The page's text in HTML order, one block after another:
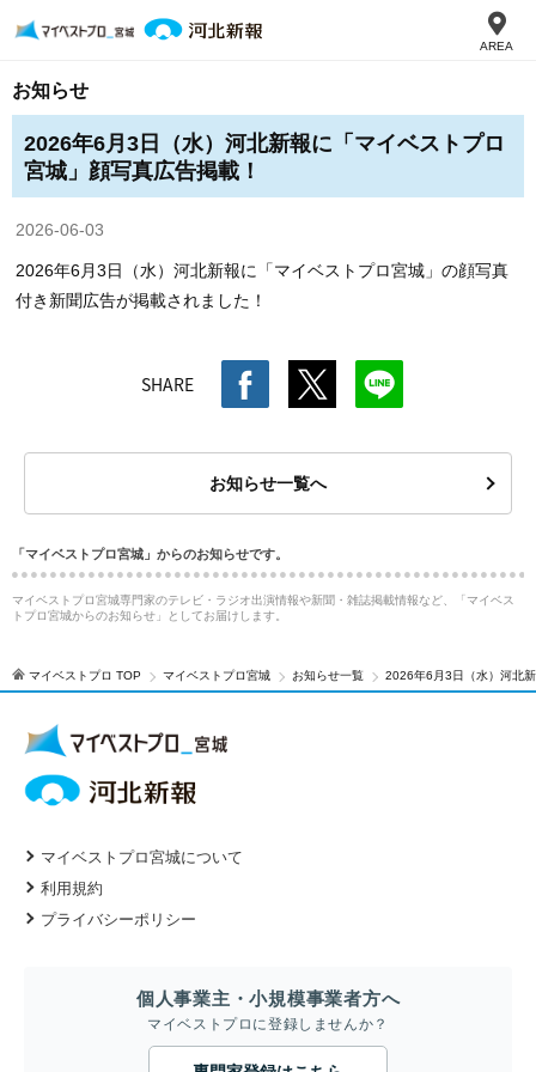
AREA
お知らせ
2026年6月3日（水）河北新報に「マイベストプロ
宮城」顔写真広告掲載！
2026-06-03
2026年6月3日（水）河北新報に「マイベストプロ宮城」の顔写真
付き新聞広告が掲載されました！
SHARE
お知らせ一覧へ
「マイベストプロ宮城」からのお知らせです。
マイベストプロ宮城専門家のテレビ・ラジオ出演情報や新聞・雑誌掲載情報など、「マイベス
トプロ宮城からのお知らせ」としてお届けします。
マイベストプロ TOP マイベストプロ宮城 お知らせ一覧 2026年6月3日（水）河北
マイベストプロ宮城について
利用規約
プライバシーポリシー
個人事業主・小規模事業者方へ
マイベストプロに登録しませんか？